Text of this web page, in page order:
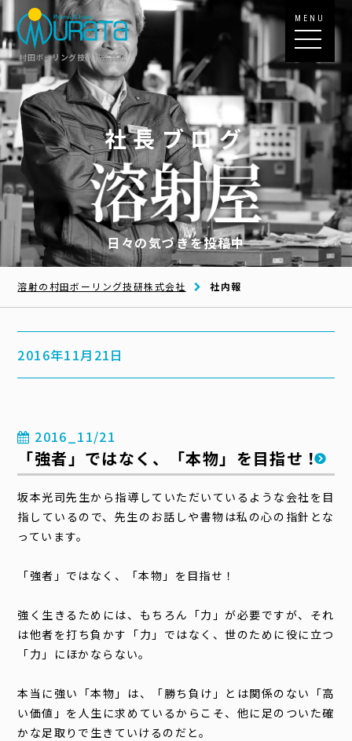
村田ボーリング技研株式会社
MENU
社長ブログ
日々の気づきを投稿中
溶射の村田ボーリング技研株式会社 社内報
2016年11月21日
2016_11/21
「強者」ではなく、「本物」を目指せ！
坂本光司先生から指導していただいているような会社を目
指しているので、先生のお話しや書物は私の心の指針とな
っています。
「強者」ではなく、「本物」を目指せ！
強く生きるためには、もちろん「力」が必要ですが、それ
は他者を打ち負かす「力」ではなく、世のために役に立つ
「力」にほかならない。
本当に強い「本物」は、「勝ち負け」とは関係のない「高
い価値」を人生に求めているからこそ、他に足のついた確
かな足取りで生きていけるのだと。